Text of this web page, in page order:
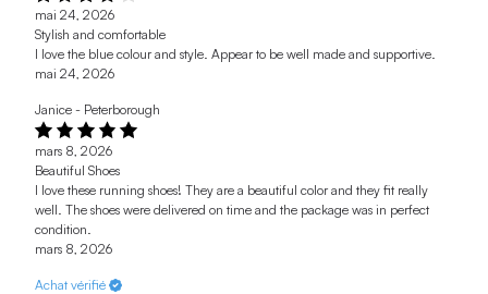
mai 24, 2026
Stylish and comfortable
I love the blue colour and style. Appear to be well made and supportive.
mai 24, 2026
Janice - Peterborough
mars 8, 2026
Beautiful Shoes
I love these running shoes! They are a beautiful color and they fit really
well. The shoes were delivered on time and the package was in perfect
condition.
mars 8, 2026
Achat vérifié